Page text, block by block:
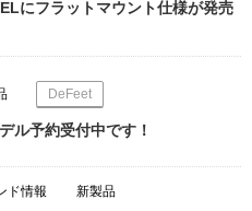
にフラットマウント仕様が発売
DeFeet
ル予約受付中です！
ド情報 新製品